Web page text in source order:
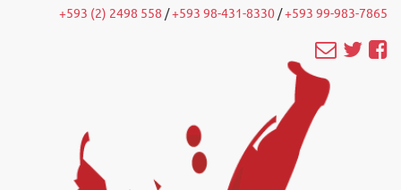
+593 (2) 2498 558 /‭+593 98-431-8330 ‬ /‭+593 99-983-7865‬